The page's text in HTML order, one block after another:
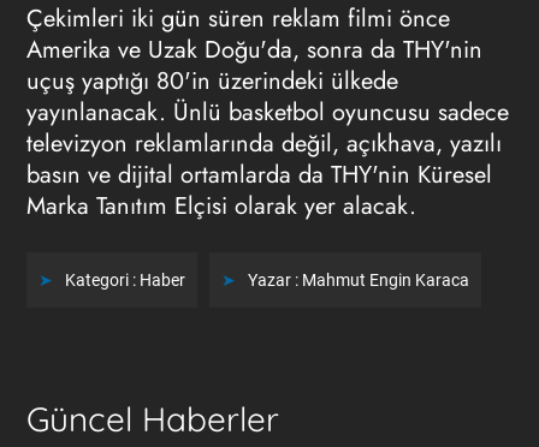
Çekimleri iki gün süren reklam filmi önce
Amerika ve Uzak Doğu'da, sonra da THY'nin
uçuş yaptığı 80'in üzerindeki ülkede
yayınlanacak. Ünlü basketbol oyuncusu sadece
televizyon reklamlarında değil, açıkhava, yazılı
basın ve dijital ortamlarda da THY'nin Küresel
Marka Tanıtım Elçisi olarak yer alacak.
Kategori : Haber Yazar : Mahmut Engin Karaca
Güncel Haberler